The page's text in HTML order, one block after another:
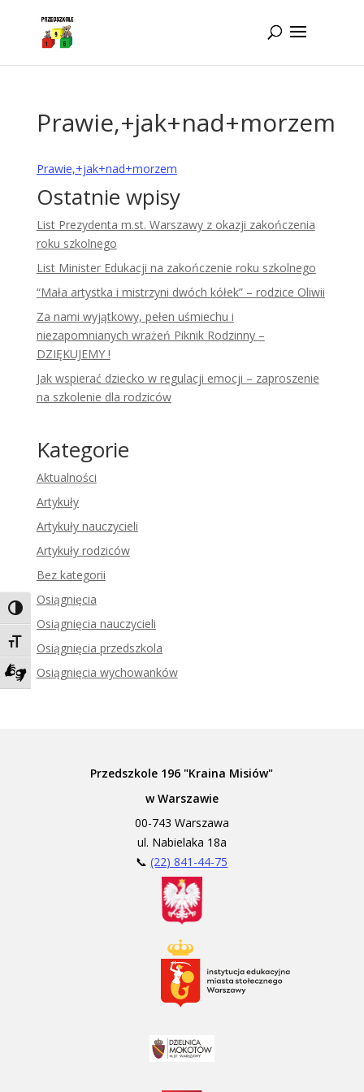
Toggle High Contrast
Toggle Font size
Zadzwoń do tłumacza języka migowego
Prawie,+jak+nad+morzem
Prawie,+jak+nad+morzem
Ostatnie wpisy
List Prezydenta m.st. Warszawy z okazji zakończenia
roku szkolnego
List Minister Edukacji na zakończenie roku szkolnego
“Mała artystka i mistrzyni dwóch kółek” – rodzice Oliwii
Za nami wyjątkowy, pełen uśmiechu i
niezapomnianych wrażeń Piknik Rodzinny –
DZIĘKUJEMY !
Jak wspierać dziecko w regulacji emocji – zaproszenie
na szkolenie dla rodziców
Kategorie
Aktualności
Artykuły
Artykuły nauczycieli
Artykuły rodziców
Bez kategorii
Osiągnięcia
Osiągnięcia nauczycieli
Osiągnięcia przedszkola
Osiągnięcia wychowanków
Przedszkole 196 "Kraina Misiów"
w Warszawie
00-743 Warszawa
ul. Nabielaka 18a
📞(22) 841-44-75